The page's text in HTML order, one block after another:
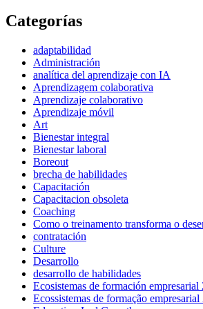
Categorías
adaptabilidad
Administración
analítica del aprendizaje con IA
Aprendizagem colaborativa
Aprendizaje colaborativo
Aprendizaje móvil
Art
Bienestar integral
Bienestar laboral
Boreout
brecha de habilidades
Capacitación
Capacitacion obsoleta
Coaching
Como o treinamento transforma o
contratación
Culture
Desarrollo
desarrollo de habilidades
Ecosistemas de formación empresarial
Ecossistemas de formação empresarial